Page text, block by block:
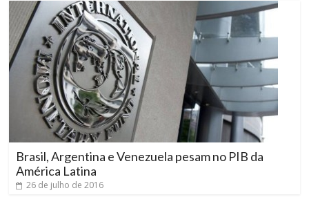
Brasil, Argentina e Venezuela pesam no PIB da
América Latina
26 de julho de 2016